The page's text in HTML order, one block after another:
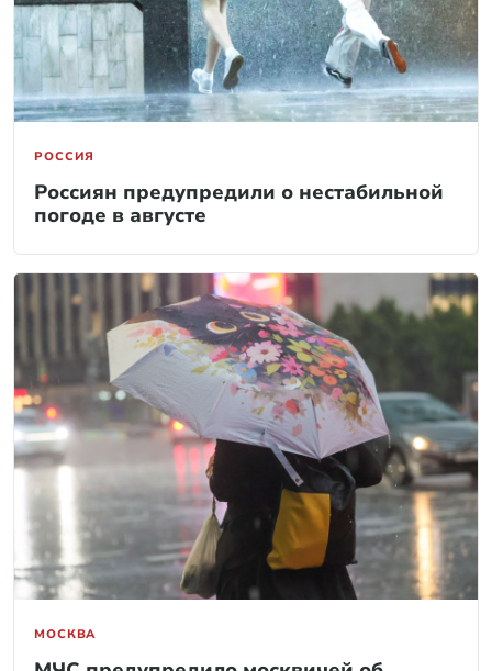
РОССИЯ
Россиян предупредили о нестабильной
погоде в августе
МОСКВА